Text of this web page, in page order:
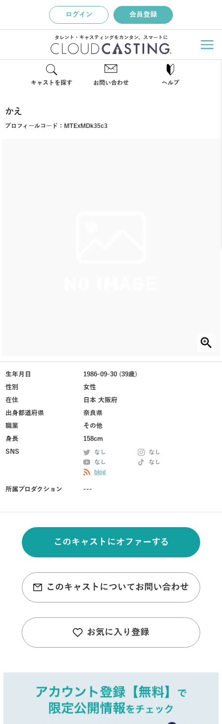
ログイン 会員登録
タレント・キャスティングをカンタン、スマートに
キャストを探す お問い合わせ ヘルプ
かえ
プロフィールコード： MTExMDk35c3
生年月日
1986-09-30 (39歳)
性別
女性
在住
日本 大阪府
出身都道府県
奈良県
職業
その他
身長
158cm
SNS
なし
なし
なし
なし
blog
所属プロダクション ---
このキャストにオファーする
このキャストについてお問い合わせ
お気に入り登録